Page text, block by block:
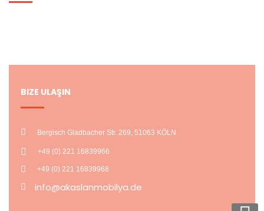
BIZE ULAŞIN
Bergisch Gladbacher Str. 269, 51063 KÖLN
+49 (0) 221 16839966
+49 (0) 221 16839968
info@akaslanmobilya.de